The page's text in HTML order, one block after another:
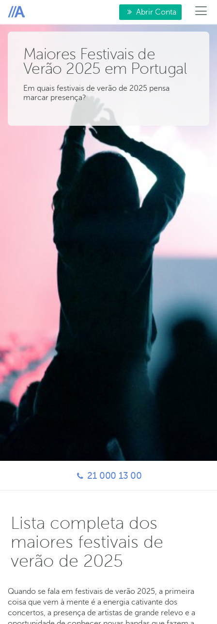
Abrir Conta
Maiores Festivais de
Verão 2025 em Portugal
Em quais festivais de verão de 2025 pensa
marcar presença?
21 000 13 00
Lista completa dos
maiores festivais de
verão de 2025
Quando se fala em festivais de verão 2025, a primeira
coisa que vem à mente é a energia cativante dos
concertos, a presença de artistas de grande relevo e a